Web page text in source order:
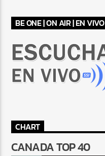
BE ONE | ON AIR | EN VIVO
CHART
CANADA TOP 40